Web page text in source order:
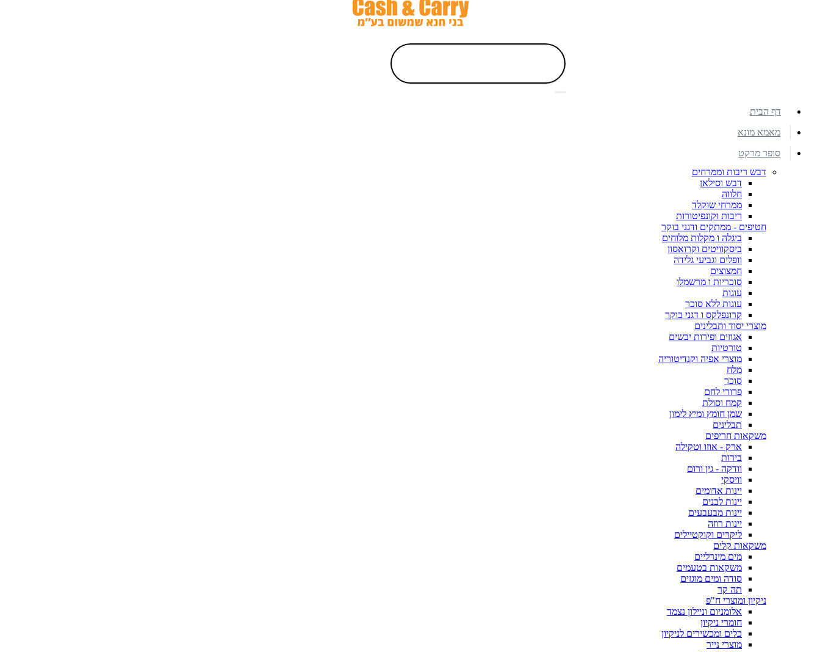
דף הבית
מאמא מונא
סופר מרקט
דבש ריבות וממרחים
דבש וסילאן
חלווה
ממרחי שוקלד
ריבות וקונפיטורות
חטיפים - ממתקים ודגני בוקר
ביגלה ו מקלות מלוחים
ביסקוויטים וקרואסון
וופלים וגביעי גלידה
חמצוצים
סוכריות ו מרשמלו
עוגות
עוגות ללא סוכר
קרונפלקס ו דגני בוקר
מוצרי יסוד ותבלינים
אגוזים ופירות יבשים
טורטיות
מוצרי אפיה וקנדיטוריה
מלח
סוכר
פרורי לחם
קמח וסולת
שמן חומץ ומיץ לימון
תבלינים
משקאות חריפים
ארק - אוזו וטקילה
בירות
וודקה - גין ורום
וויסקי
יינות אדומים
יינות לבנים
יינות מבעבעים
יינות רוזה
ליקרים וקוקטיילים
משקאות קלים
מים מינרליים
משקאות בטעמים
סודה ומים מוגזים
תה קר
ניקיון ומוצרי ח"פ
אלומניום וניילון נצמד
חומרי ניקיון
כלים ומכשירים לניקיון
מוצרי נייר